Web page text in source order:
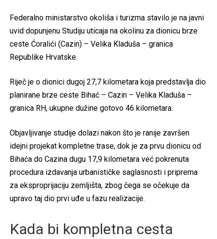
Federalno ministarstvo okoliša i turizma stavilo je na javni
uvid dopunjenu Studiju uticaja na okolinu za dionicu brze
ceste Ćoralići (Cazin) – Velika Kladuša – granica
Republike Hrvatske.
Riječ je o dionici dugoj 27,7 kilometara koja predstavlja dio
planirane brze ceste Bihać – Cazin – Velika Kladuša –
granica RH, ukupne dužine gotovo 46 kilometara.
Objavljivanje studije dolazi nakon što je ranije završen
idejni projekat kompletne trase, dok je za prvu dionicu od
Bihaća do Cazina dugu 17,9 kilometara već pokrenuta
procedura izdavanja urbanističke saglasnosti i priprema
za eksproprijaciju zemljišta, zbog čega se očekuje da
upravo taj dio prvi uđe u fazu realizacije.
Kada bi kompletna cesta